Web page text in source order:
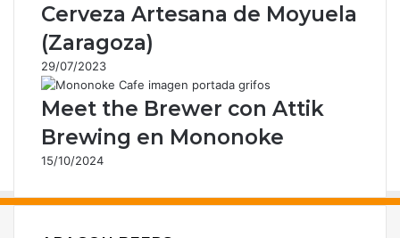
e
e
c
t
r
ó
n
i
o
Cerveza Artesana de Moyuela
(Zaragoza)
29/07/2023
Meet the Brewer con Attik
Brewing en Mononoke
15/10/2024